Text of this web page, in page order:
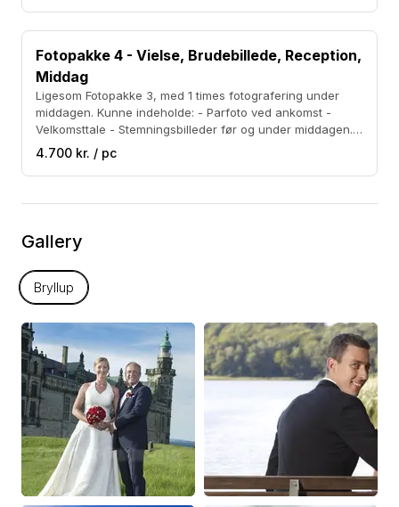
Fotopakke 4 - Vielse, Brudebillede, Reception,
Middag
Ligesom Fotopakke 3, med 1 times fotografering under
middagen. Kunne indeholde: - Parfoto ved ankomst -
Velkomsttale - Stemningsbilleder før og under middagen. -
Gorm og bruds tale.
4.700 kr. / pc
Gallery
Bryllup